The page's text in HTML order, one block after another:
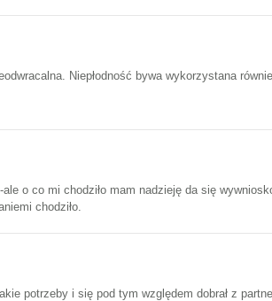
Niepłodność bywa wykorzystana
o co mi chodziło mam nadzieję da się
chodziło.
potrzeby i się pod tym względem dobrał z